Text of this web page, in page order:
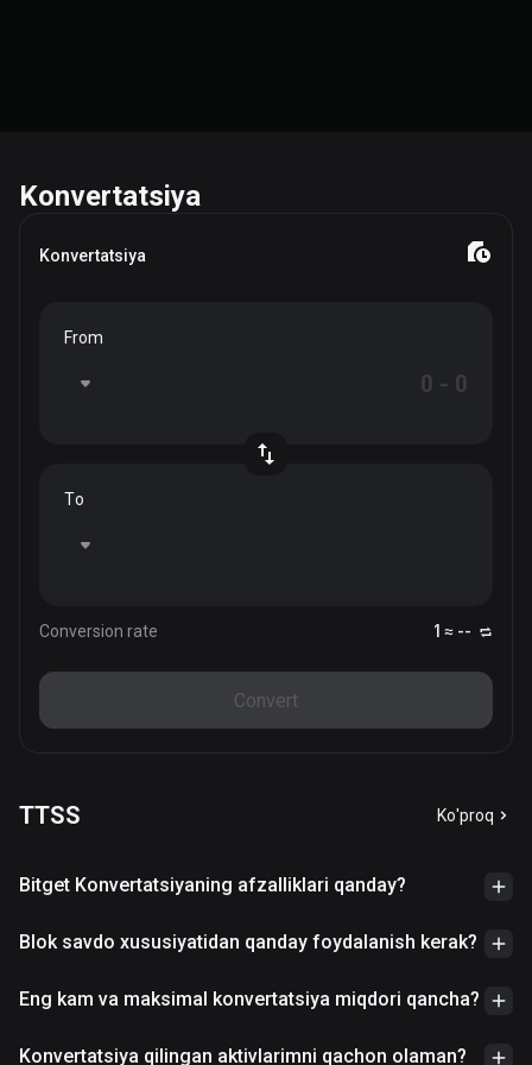
Konvertatsiya
Konvertatsiya
From
To
Conversion rate 1 ≈ --
Convert
TTSS Ko'proq
Bitget Konvertatsiyaning afzalliklari qanday?
Blok savdo xususiyatidan qanday foydalanish kerak?
Eng kam va maksimal konvertatsiya miqdori qancha?
Konvertatsiya qilingan aktivlarimni qachon olaman?